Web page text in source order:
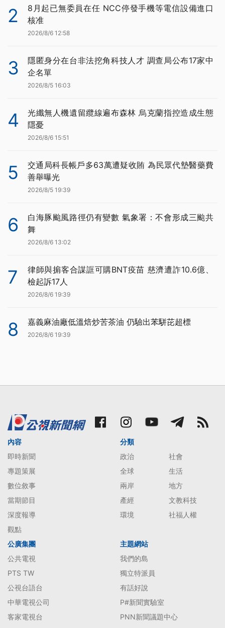
2
8月起已無委員在任 NCC停發手機等電信設備進口
核准
2026/8/6 12:58
3
隱匿身分在台非法挖角科技人才 調查局公布17家中
企名單
2026/8/5 16:03
4
光纖無人機遺留纜線遍布森林 烏克蘭指控造成生態
隱憂
2026/8/6 15:51
5
交通局科長帳戶多63萬遭疑收賄 為民眾代墊醫藥費
善舉曝光
2026/8/5 19:39
6
白海豚颱風路徑仍有變數 氣象署：不會形成三颱共
舞
2026/8/6 13:02
7
律師與掮客合謀誆可購BNT疫苗 慈濟遭詐10.6億、
檢起訴17人
2026/8/6 19:39
8 嘉義麻油廠低溫焙炒苦茶油 仍驗出苯駢芘超標
2026/8/6 19:39
內容
即時新聞
專題策展
數位敘事
當期節目
深度報導
觀點
分類
政治
社會
全球
生活
兩岸
地方
產經
文教科技
環境
社福人權
公廣集團
公共電視
PTS TW
公視台語台
中華電視公司
客家電視台
主題網站
我們的島
獨立特派員
有話好說
P#新聞實驗室
PNN新聞議題中心